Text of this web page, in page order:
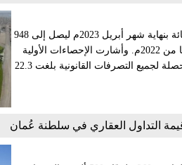
سجل إجمالي قيمة التداول العقاري بسلطنة عمان ارتفاعا بـ 29.1 بالمائة بنهاية شهر أبريل 2023م ليصل إلى 948
مليون ريال عُماني مقارنة 734.1 مليون ريال عُماني خلال الفترة نفسها من 2022م. وأشارت الإحصاءات الأولية
الصادرة عن المركز الوطني للإحصاء والمعلومات إلى أن الرسوم المحصلة لجميع التصرفات القانونية بلغت 22.3